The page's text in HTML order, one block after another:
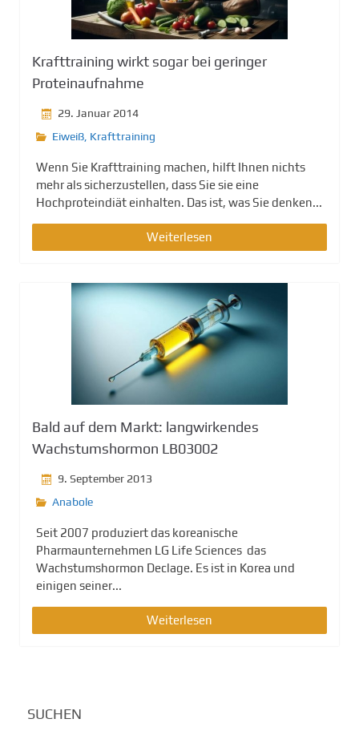
Krafttraining wirkt sogar bei geringer
Proteinaufnahme
29. Januar 2014
Eiweiß, Krafttraining
Wenn Sie Krafttraining machen, hilft Ihnen nichts
mehr als sicherzustellen, dass Sie sie eine
Hochproteindiät einhalten. Das ist, was Sie denken...
Weiterlesen
Bald auf dem Markt: langwirkendes
Wachstumshormon LB03002
9. September 2013
Anabole
Seit 2007 produziert das koreanische
Pharmaunternehmen LG Life Sciences das
Wachstumshormon Declage. Es ist in Korea und
einigen seiner...
Weiterlesen
SUCHEN